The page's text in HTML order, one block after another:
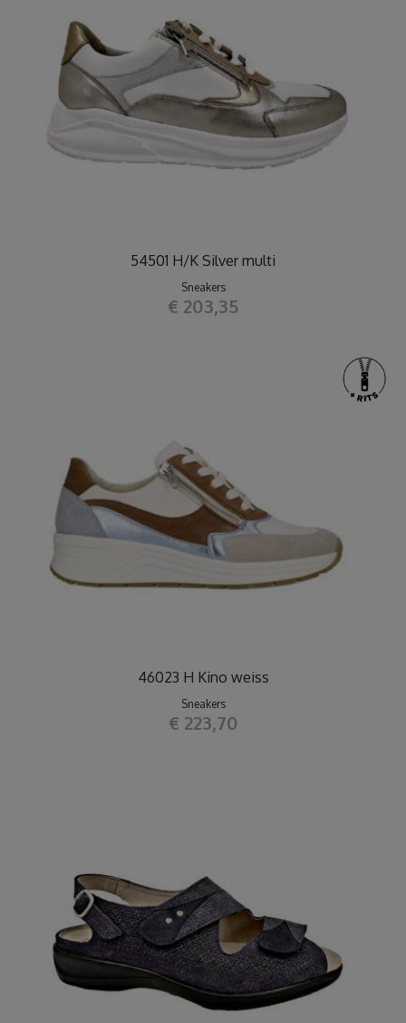
54501 H/K Silver multi
Sneakers
€ 203,35
46023 H Kino weiss
Sneakers
€ 223,70